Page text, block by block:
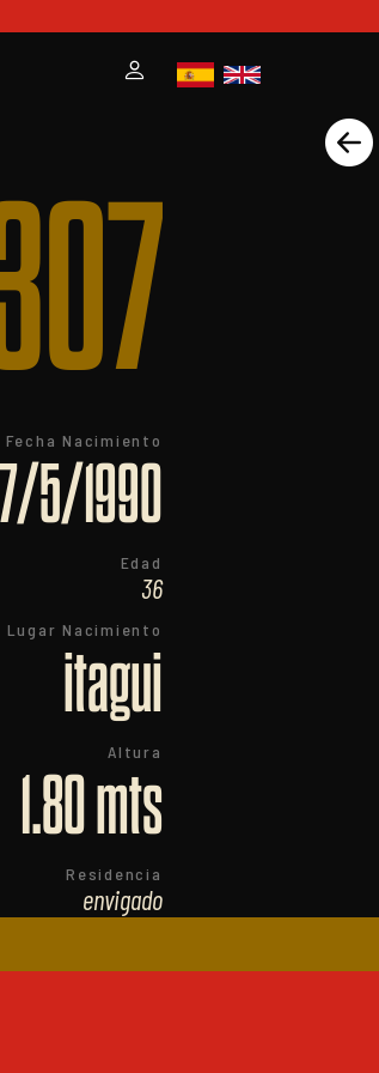
Fecha Nacimiento
5/1990
Edad
36
Lugar Nacimiento
itagui
Altura
1.80 mts
Residencia
envigado